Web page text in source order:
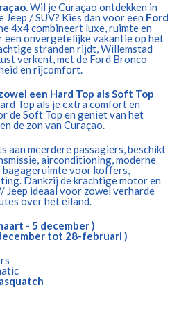
Wil je Curaçao ontdekken in
/ SUV? Kies dan voor een Ford
4x4 combineert luxe, ruimte en
onvergetelijke vakantie op het
stranden rijdt, Willemstad
verkent, met de Ford Bronco
en rijcomfort.
een Hard Top als Soft Top
Top als je extra comfort en
de Soft Top en geniet van het
de zon van Curaçao.
aan meerdere passagiers, beschikt
airconditioning, moderne
voor koffers,
Dankzij de krachtige motor en
Jeep ideaal voor zowel verharde
over het eiland.
- 5 december )
tot 28-februari )